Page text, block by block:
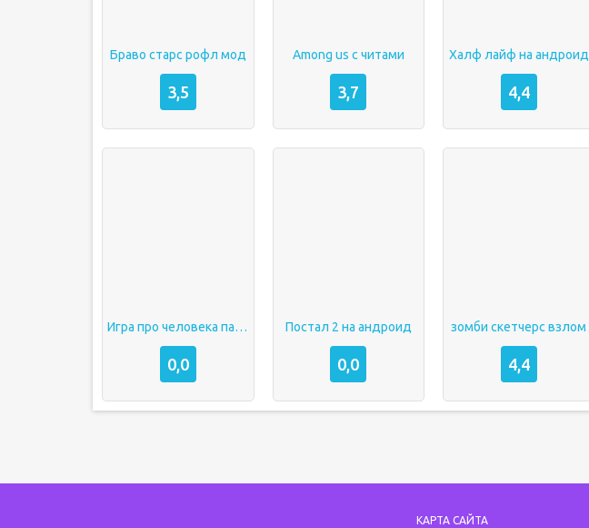
Браво старс рофл мод
3,5
Among us с читами
3,7
Халф лайф на андроид
4,4
Игра про человека паука на android
0,0
Постал 2 на андроид
0,0
зомби скетчерс взлом
4,4
КАРТА САЙТА